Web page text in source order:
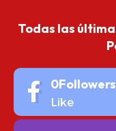
Todas las
0Followers
Like